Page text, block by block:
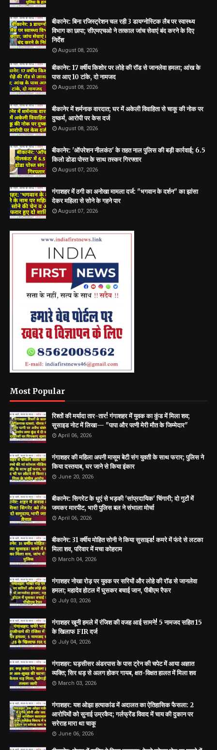
बीकानेर: बिना रजिस्ट्रेशन चल रही 3 डायग्नोस्टिक लैब पर स्वास्थ्य
विभाग का छापा; सीएमएचओ ने तत्काल जांच सेवाएं बंद करने के दिए
निर्देश
August 08, 2026
बीकानेर: 17 वर्षीय किशोर पर लोहे की रॉड से जानलेवा हमला; आंख के
पास आए 10 टांके, दो नामजद
August 08, 2026
बीकानेर में शर्मनाक वारदात; घर में अकेली विवाहिता से चाकू की नोक पर
दुष्कर्म, आरोपी पर केस दर्ज
August 08, 2026
बीकानेर: 'ऑपरेशन नीलकंठ' के तहत नाल पुलिस की बड़ी कार्रवाई; 6.5
किलो डोडा पोस्त के साथ तस्कर गिरफ्तार
August 07, 2026
गंगाशहर में ठगी का अनोखा मामला दर्ज: "भगवान के दर्शन" का झांसा
देकर महिला से सोने के गहने पार
August 07, 2026
Most Popular
रिश्तों की मर्यादा तार-तार! गंगाशहर में युवक का कुंड में मिला शव;
सुसाइड नोट में लिखा— "पापा और पत्नी मेरी मौत के जिम्मेदार"
April 06, 2026
गंगाशहर की महिला अपनी मासूम बेटी संग युवती के साथ फरार; पुलिस ने
किया दस्तयाब, घर जाने से किया इंकार
June 20, 2026
बीकानेर: सिगरेट के धुएं से भड़की 'सांप्रदायिक' चिंगारी; दो गुटों में
जमकर मारपीट, भारी पुलिस बल ने संभाला मोर्चा
April 06, 2026
बीकानेर: 31 वर्षीय मोहित सोनी ने किया सुसाइड! कमरे में फंदे से लटका
मिला शव, परिवार में मचा कोहराम
March 04, 2026
गंगाशहर नोखा रोड़ पर युवक पर सरियों और लोहे की रॉड से जानलेवा
हमला; महादेव होटल में घुसकर बचाई जान, पीबीएम रैफर
July 03, 2026
गंगाशहर खूनी हमले में रंजिश की वजह आई सामने! 5 नामजद सहित 15
के खिलाफ FIR दर्ज
July 04, 2026
गंगाशहर: घड़सीसर अंडरपास के पास ट्रेन की चपेट में आया अज्ञात
व्यक्ति; सिर धड़ से अलग होकर गायब, क्षत-विक्षत हालत में मिला शव
March 03, 2026
गंगाशहर: यश ओझा हत्याकांड में अदालत का ऐतिहासिक फैसला: 2
आरोपियों को सुनाई उम्रकैद; गर्लफ्रेंड विवाद में चाय की दुकान पर
सरेराह मारा था चाकू
June 06, 2026